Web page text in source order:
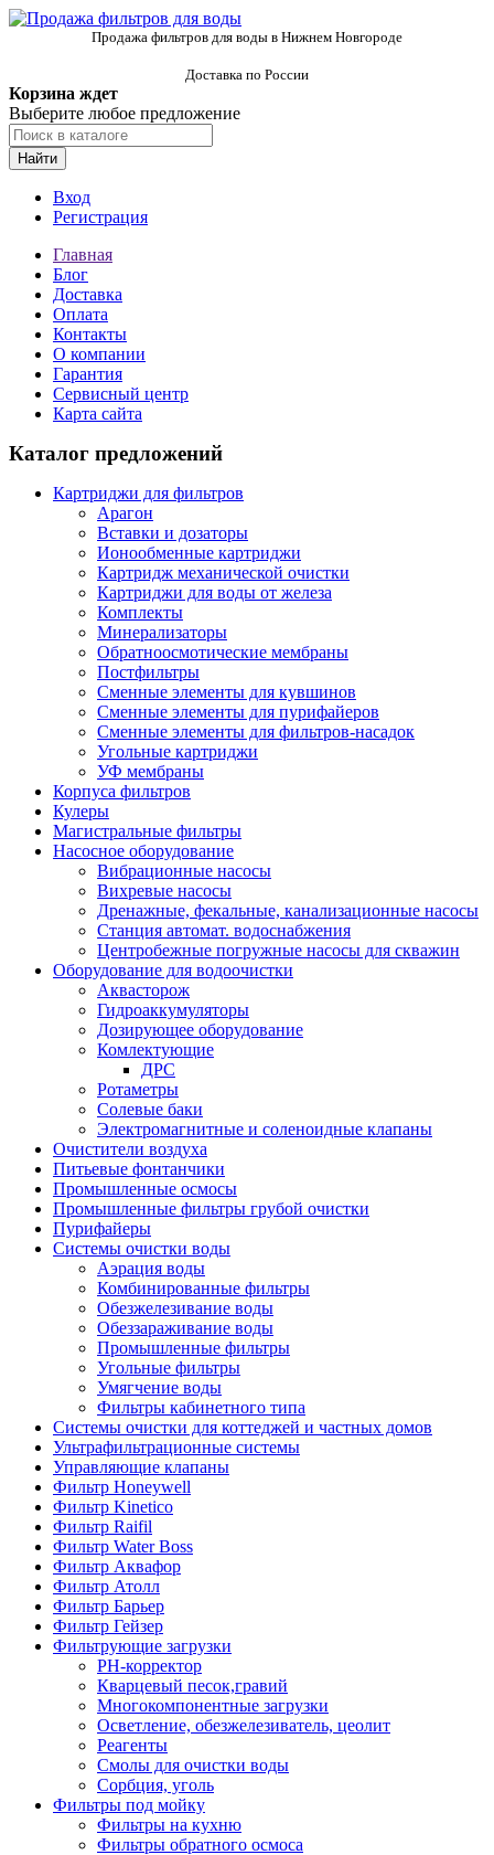
Продажа фильтров для воды в Нижнем Новгороде
Доставка по России
Корзина ждет
Выберите любое предложение
Найти
Вход
Регистрация
Главная
Блог
Доставка
Оплата
Контакты
О компании
Гарантия
Сервисный центр
Карта сайта
Каталог предложений
Картриджи для фильтров
Арагон
Вставки и дозаторы
Ионообменные картриджи
Картридж механической очистки
Картриджи для воды от железа
Комплекты
Минерализаторы
Обратноосмотические мембраны
Постфильтры
Сменные элементы для кувшинов
Сменные элементы для пурифайеров
Сменные элементы для фильтров-насадок
Угольные картриджи
УФ мембраны
Корпуса фильтров
Кулеры
Магистральные фильтры
Насосное оборудование
Вибрационные насосы
Вихревые насосы
Дренажные, фекальные, канализационные насосы
Станция автомат. водоснабжения
Центробежные погружные насосы для скважин
Оборудование для водоочистки
Аквасторож
Гидроаккумуляторы
Дозирующее оборудование
Комлектующие
ДРС
Ротаметры
Солевые баки
Электромагнитные и соленоидные клапаны
Очистители воздуха
Питьевые фонтанчики
Промышленные осмосы
Промышленные фильтры грубой очистки
Пурифайеры
Системы очистки воды
Аэрация воды
Комбинированные фильтры
Обезжелезивание воды
Обеззараживание воды
Промышленные фильтры
Угольные фильтры
Умягчение воды
Фильтры кабинетного типа
Системы очистки для коттеджей и частных домов
Ультрафильтрационные системы
Управляющие клапаны
Фильтр Honeywell
Фильтр Kinetico
Фильтр Raifil
Фильтр Water Boss
Фильтр Аквафор
Фильтр Атолл
Фильтр Барьер
Фильтр Гейзер
Фильтрующие загрузки
PH-корректор
Кварцевый песок,гравий
Многокомпонентные загрузки
Осветление, обезжелезиватель, цеолит
Реагенты
Смолы для очистки воды
Сорбция, уголь
Фильтры под мойку
Фильтры на кухню
Фильтры обратного осмоса